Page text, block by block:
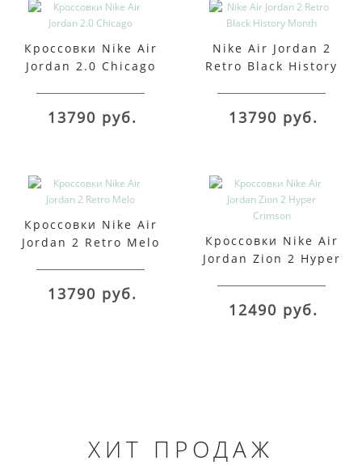
Кроссовки Nike Air
Jordan 2.0 Chicago
13790 руб.
Nike Air Jordan 2
Retro Black History
13790 руб.
Кроссовки Nike Air
Jordan 2 Retro Melo
13790 руб.
Кроссовки Nike Air
Jordan Zion 2 Hyper
12490 руб.
ХИТ ПРОДАЖ